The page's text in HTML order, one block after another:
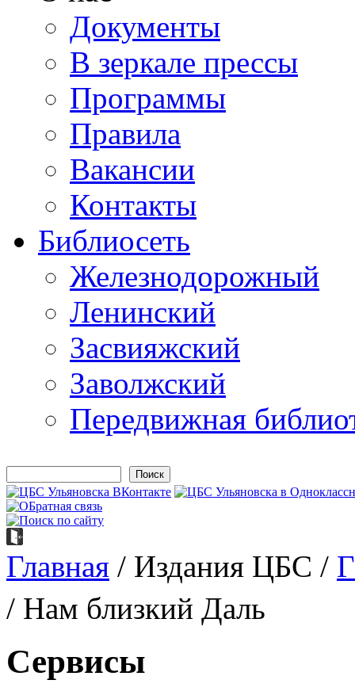
Документы
В зеркале прессы
Программы
Правила
Вакансии
Контакты
Библиосеть
Железнодорожный
Ленинский
Засвияжский
Заволжский
Передвижная
Форма поиска
Вы здесь
Главная / Издания ЦБС /
/ Нам близкий Даль
Сервисы